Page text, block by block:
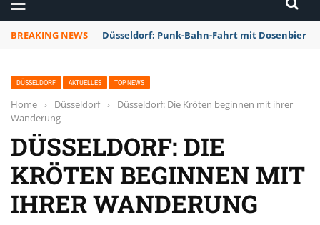
BREAKING NEWS Düsseldorf: Punk-Bahn-Fahrt mit Dosenbier
DÜSSELDORF AKTUELLES TOP NEWS
Home › Düsseldorf ›
Düsseldorf: Die Kröten beginnen mit ihrer
Wanderung
DÜSSELDORF: DIE
KRÖTEN BEGINNEN MIT
IHRER WANDERUNG